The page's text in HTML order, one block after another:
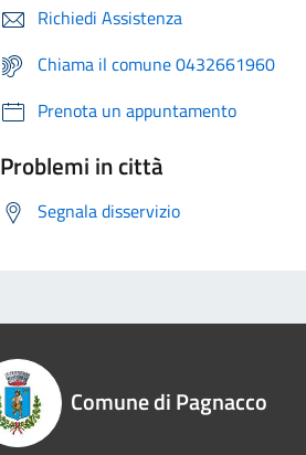
Richiedi Assistenza
Chiama il comune 0432661960
Prenota un appuntamento
Problemi in città
Segnala disservizio
Comune di Pagnacco